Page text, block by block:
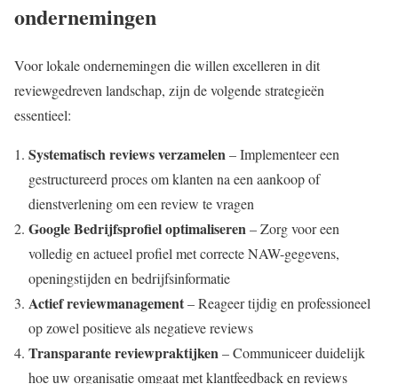
ondernemingen
Voor lokale ondernemingen die willen excelleren in dit
reviewgedreven landschap, zijn de volgende strategieën
essentieel:
Systematisch reviews verzamelen– Implementeer een
gestructureerd proces om klanten na een aankoop of
dienstverlening om een review te vragen
Google Bedrijfsprofiel optimaliseren– Zorg voor een
volledig en actueel profiel met correcte NAW-gegevens,
openingstijden en bedrijfsinformatie
Actief reviewmanagement– Reageer tijdig en professioneel
op zowel positieve als negatieve reviews
Transparante reviewpraktijken– Communiceer duidelijk
hoe uw organisatie omgaat met klantfeedback en reviews